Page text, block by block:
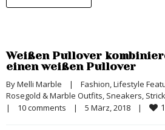
Weißen Pullover
einen weißen Pullover
By Melli Marble | Fashion Lifestyle
Rosegold & Marble Outfits Sneakers
|
10 comments | 5 März, 2018 | 1